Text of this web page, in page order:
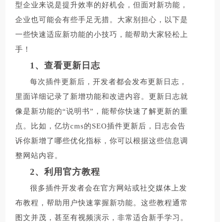
型企业来说是提升效率的好机会，但面对新功能，
企业也可能会有些手足无措。大家别担心，以下是
一些快速适应新功能的小技巧，能帮助大家轻松上
手！
1、查看更新日志
每次插件更新后，开发者都会发布更新日志，
里面详细记录了新增功能和改进内容。更新日志就
像是新功能的“说明书”，能帮你快速了解更新的重
点。比如，亿坊cms的SEO插件更新后，日志会告
诉你新增了哪些优化指标，你可以根据这些信息调
整网站内容。
2、利用官方教程
很多插件开发者会在官方网站或社交媒体上发
布教程，帮助用户快速掌握新功能。这些教程通常
图文并茂，甚至有视频演示，非常适合新手学习。